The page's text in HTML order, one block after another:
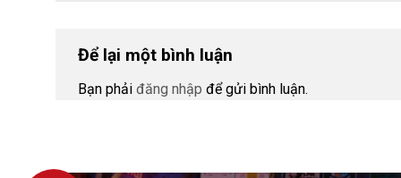
Để lại một bình luận
Bạn phải đăng nhập để gửi bình luận.